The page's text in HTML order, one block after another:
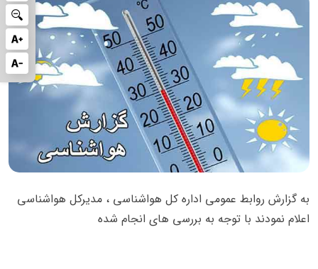
ﺑﻪ ﮔﺰارش رواﺑﻂ ﻋﻤﻮﻣﯽ اداره ﮐﻞ ﻫﻮاﺷﻨﺎﺳﯽ ، ﻣﺪﯾﺮﮐﻞ ﻫﻮاﺷﻨﺎﺳﯽ
اﻋﻼم ﻧﻤﻮدﻧﺪ ﺑﺎ ﺗﻮﺟﻪ ﺑﻪ ﺑﺮرﺳﯽ ﻫﺎي اﻧﺠﺎم ﺷﺪه